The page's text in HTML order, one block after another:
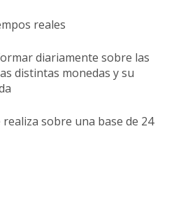
reales
diariamente sobre las
distintas monedas y su
realiza sobre una base de 24